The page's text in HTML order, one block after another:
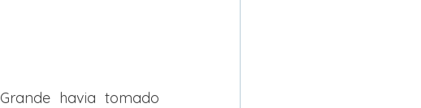
havia tomado